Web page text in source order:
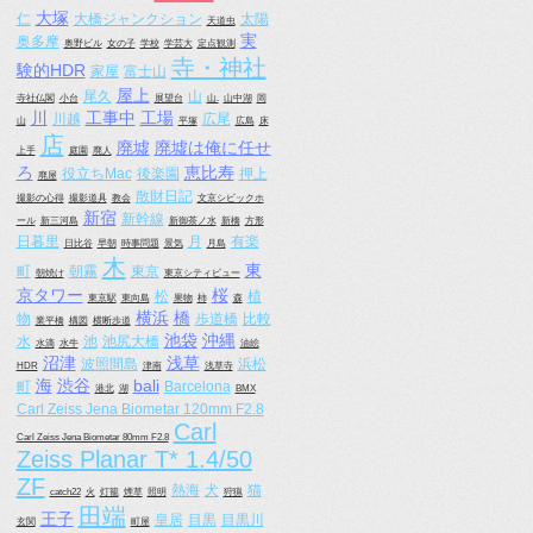
仁 大塚 大橋ジャンクション 天道虫
太陽
奥多摩 奥野ビル 女の子 学校 学芸大 定点観測 実
験的HDR 家屋 富士山 寺・神社
寺社仏閣 小台 尾久 屋上 展望台 山 山. 山中湖 岡
山 川 川越 工事中 工場 平塚 広尾 広島 床
上手 店 庭園 廃人 廃墟 廃墟は俺に任せ
ろ
廃屋 役立ちMac 後楽園 恵比寿 押上
撮影の心得 撮影道具 教会 散財日記 文京シビックホ
ール 新三河島 新宿 新幹線 新御茶ノ水 新橋 方形
日暮里 日比谷 早朝 時事問題 景気 月 月島 有楽
町 朝焼け 朝霧 木 東京 東京シティビュー 東
京タワー 東京駅 東向島 松 果物 柿 桜 森 植
物 業平橋 構図 横断歩道 横浜 橋 歩道橋 比較
水 水滴 水牛 池 池尻大橋 池袋 沖縄 油絵
HDR 沼津 波照間島 津南 浅草 浅草寺 浜松
町 海 渋谷 港北 湖 bali Barcelona BMX
Carl Zeiss Jena Biometar 120mm F2.8
Carl Zeiss Jena Biometar 80mm F2.8
Carl
Zeiss Planar T* 1.4/50
ZF catch22 火 灯籠 煙草 照明 熱海 犬 狩猟 猫
玄関 王子 田端 町屋 皇居 目黒 目黒川